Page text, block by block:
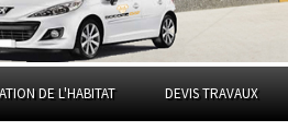
DE L'HABITAT DEVIS TRAVAUX